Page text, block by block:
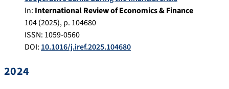
In: International Review of Economics & Finance
104(2025), p. 104680
ISSN: 1059-0560
DOI: 10.1016/j.iref.2025.104680
2024